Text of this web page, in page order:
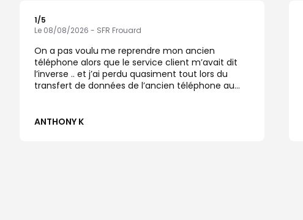
1/5
Le 08/08/2026 - SFR Frouard
On a pas voulu me reprendre mon ancien
téléphone alors que le service client m’avait dit
l’inverse .. et j’ai perdu quasiment tout lors du
transfert de données de l’ancien téléphone au
ANTHONY K